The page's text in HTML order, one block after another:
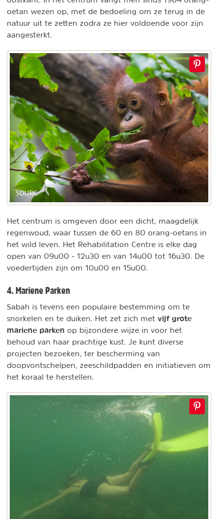
oetan wezen op, met de bedoeling om ze terug in de
natuur uit te zetten zodra ze hier voldoende voor zijn
aangesterkt.
SOURC
Het centrum is omgeven door een dicht, maagdelijk
regenwoud, waar tussen de 60 en 80 orang-oetans in
het wild leven. Het Rehabilitation Centre is elke dag
open van 09u00 - 12u30 en van 14u00 tot 16u30. De
voedertijden zijn om 10u00 en 15u00.
4. Mariene Parken
Sabah is tevens een populaire bestemming om te
snorkelen en te duiken. Het zet zich met vijf grote
mariene parken op bijzondere wijze in voor het
behoud van haar prachtige kust. Je kunt diverse
projecten bezoeken, ter bescherming van
doopvontschelpen, zeeschildpadden en initiatieven om
het koraal te herstellen.